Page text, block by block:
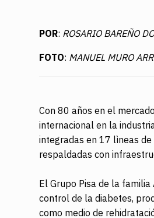
POR: ROSARIO BAREÑO
FOTO: MANUEL MURO
Con 80 años en el
internacional en la
integradas en 17 lìneas
respaldadas con
El Grupo Pisa de la
control de la diabetes,
como medio de